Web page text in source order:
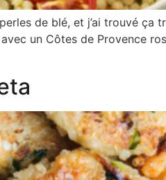
de blé, et j’ai trouvé ça
un Côtes de Provence